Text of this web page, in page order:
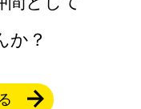
か？